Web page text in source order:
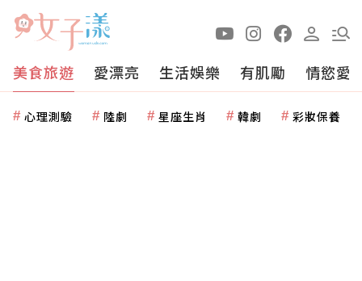
美食旅遊 愛漂亮 生活娛樂 有肌勵 情慾愛
心理測驗 陸劇 星座生肖 韓劇 彩妝保養